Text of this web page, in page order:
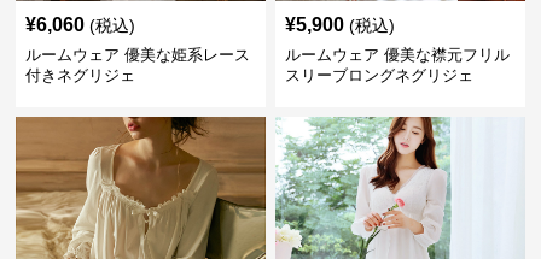
¥6,060 (税込)
ルームウェア 優美な姫系レース
付きネグリジェ
¥5,900 (税込)
ルームウェア 優美な襟元フリル
スリーブロングネグリジェ